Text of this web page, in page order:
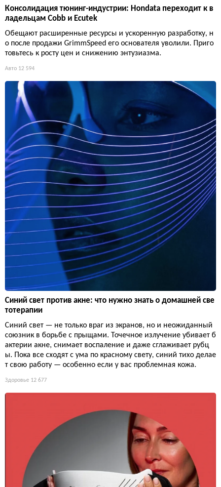
Консолидация тюнинг-индустрии: Hondata переходит к в
ладельцам Cobb и Ecutek
Обещают расширенные ресурсы и ускоренную разработку, н
о после продажи GrimmSpeed его основателя уволили. Приго
товьтесь к росту цен и снижению энтузиазма.
Авто 12 594
Синий свет против акне: что нужно знать о домашней све
тотерапии
Синий свет — не только враг из экранов, но и неожиданный
союзник в борьбе с прыщами. Точечное излучение убивает б
актерии акне, снимает воспаление и даже сглаживает рубц
ы. Пока все сходят с ума по красному свету, синий тихо делае
т свою работу — особенно если у вас проблемная кожа.
Здоровье 12 677